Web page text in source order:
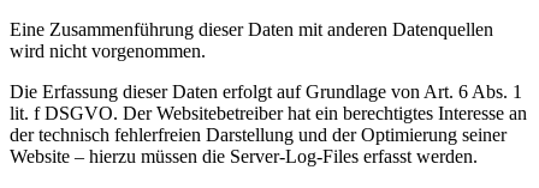
Eine Zusammenführung dieser Daten mit anderen Datenquellen
wird nicht vorgenommen.
Die Erfassung dieser Daten erfolgt auf Grundlage von Art. 6 Abs. 1
lit. f DSGVO. Der Websitebetreiber hat ein berechtigtes Interesse an
der technisch fehlerfreien Darstellung und der Optimierung seiner
Website – hierzu müssen die Server-Log-Files erfasst werden.